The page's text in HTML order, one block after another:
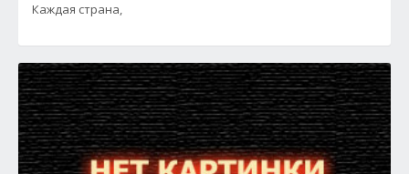
Каждая страна,